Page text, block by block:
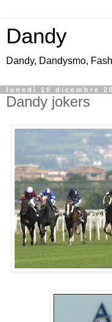
Dandy
Dandy, Dandysmo,
lunedì 10 dicembre
Dandy jokers